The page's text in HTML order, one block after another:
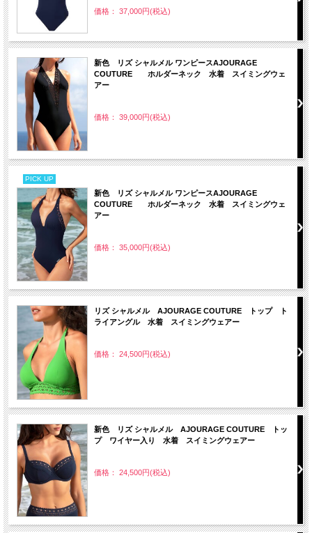
価格： 37,000円(税込)
新色 リズ シャルメル ワンピースAJOURAGE
COUTURE ホルダーネック 水着 スイミングウェ
アー
価格： 39,000円(税込)
PICK UP
新色 リズ シャルメル ワンピースAJOURAGE
COUTURE ホルダーネック 水着 スイミングウェ
アー
価格： 35,000円(税込)
リズ シャルメル AJOURAGE COUTURE トップ ト
ライアングル 水着 スイミングウェアー
価格： 24,500円(税込)
新色 リズ シャルメル AJOURAGE COUTURE トッ
プ ワイヤー入り 水着 スイミングウェアー
価格： 24,500円(税込)